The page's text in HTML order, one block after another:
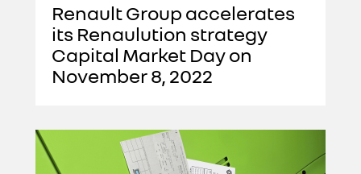
Renault Group accelerates
its Renaulution strategy
Capital Market Day on
November 8, 2022